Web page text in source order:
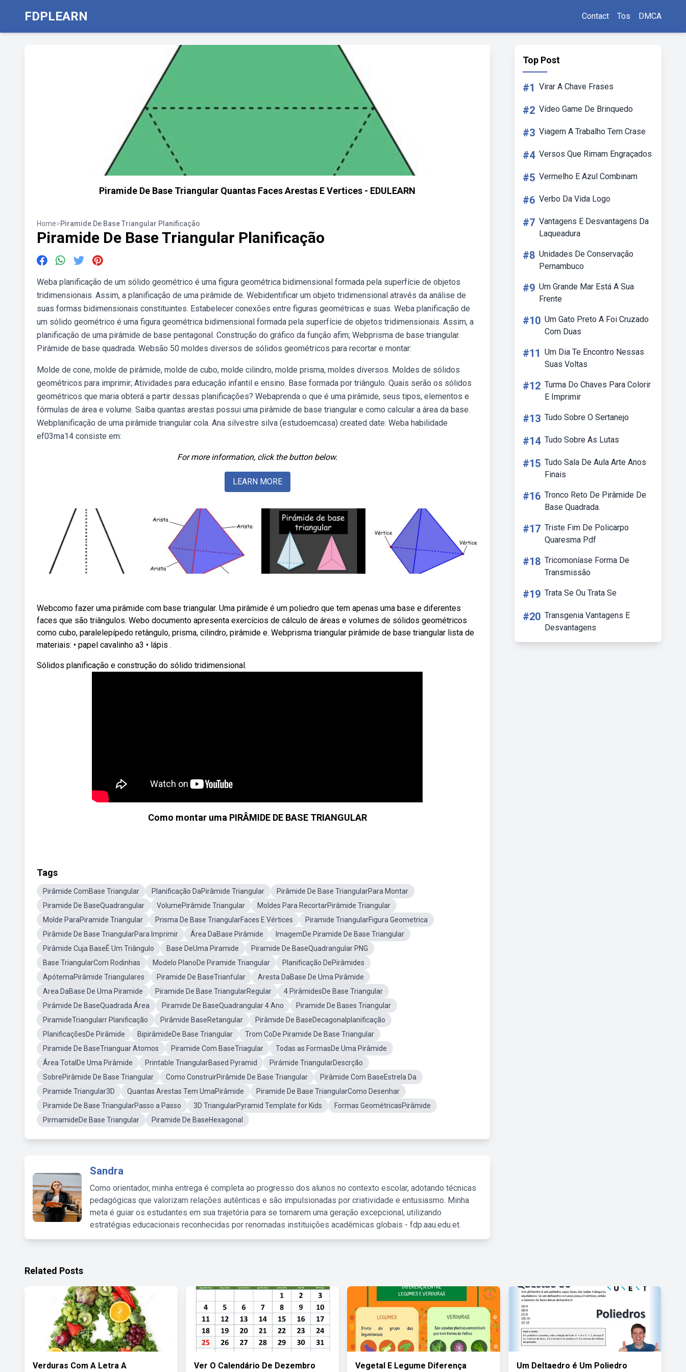
FDPLEARN Contact Tos DMCA
Piramide De Base Triangular Quantas Faces Arestas E Vertices - EDULEARN
Home>Piramide De Base Triangular Planificação
Piramide De Base Triangular Planificação
Weba planificação de um sólido geométrico é uma figura geométrica bidimensional formada pela superfície de objetos
tridimensionais. Assim, a planificação de uma pirâmide de. Webidentificar um objeto tridimensional através da análise de
suas formas bidimensionais constituintes. Estabelecer conexões entre figuras geométricas e suas. Weba planificação de
um sólido geométrico é uma figura geométrica bidimensional formada pela superfície de objetos tridimensionais. Assim, a
planificação de uma pirâmide de base pentagonal. Construção do gráfico da função afim; Webprisma de base triangular.
Pirámide de base quadrada. Websão 50 moldes diversos de sólidos geométricos para recortar e montar:
Molde de cone, molde de pirâmide, molde de cubo, molde cilindro, molde prisma, moldes diversos. Moldes de sólidos
geométricos para imprimir; Atividades para educação infantil e ensino. Base formada por triângulo. Quais serão os sólidos
geométricos que maria obterá a partir dessas planificações? Webaprenda o que é uma pirâmide, seus tipos, elementos e
fórmulas de área e volume. Saiba quantas arestas possui uma pirâmide de base triangular e como calcular a área da base.
Webplanificação de uma pirâmide triangular cola. Ana silvestre silva (estudoemcasa) created date: Weba habilidade
ef03ma14 consiste em:
For more information, click the button below.
LEARN MORE
Webcomo fazer uma pirâmide com base triangular. Uma pirâmide é um poliedro que tem apenas uma base e diferentes
faces que são triângulos. Webo documento apresenta exercícios de cálculo de áreas e volumes de sólidos geométricos
como cubo, paralelepípedo retângulo, prisma, cilindro, pirâmide e. Webprisma triangular pirâmide de base triangular lista de
materiais: • papel cavalinho a3 • lápis ️.
Sólidos planificação e construção do sólido tridimensional.
Como montar uma PIRÂMIDE DE BASE TRIANGULAR
Tags
Pirâmide ComBase Triangular Planificação DaPirâmide Triangular
Pirâmide De Base TriangularPara Montar
Piramide De BaseQuadrangular
VolumePirâmide Triangular
Moldes Para RecortarPirâmide Triangular
Molde ParaPiramide Triangular
Prisma De Base TriangularFaces E Vértices
Piramide TriangularFigura Geometrica
Pirâmide De Base TriangularPara Imprimir
Área DaBase Pirâmide
ImagemDe Piramide De Base Triangular
Pirâmide Cuja BaseÉ Um Triângulo
Base DeUma Piramide
Piramide De BaseQuadrangular PNG
Base TriangularCom Rodinhas
Modelo PlanoDe Piramide Triangular
Planificação DePirâmides
ApótemaPirâmide Triangulares
Piramide De BaseTrianfular
Aresta DaBase De Uma Pirâmide
Area DaBase De Uma Piramide
Piramide De Base TriangularRegular
4 PirâmidesDe Base Triangular
Pirâmide De BaseQuadrada Área
Piramide De BaseQuadrangular 4 Ano
Piramide De Bases Triangular
PiramideTriangularr Planificação
Pirâmide BaseRetangular
Pirâmide De BaseDecagonalplanificação
PlanificaçõesDe Pirâmide
BipirâmideDe Base Triangular
Trom CoDe Piramide De Base Triangular
Piramide De BaseTrianguar Atomos
Piramide Com BaseTriagular
Todas as FormasDe Uma Pirâmide
Área TotalDe Uma Pirâmide
Printable TriangularBased Pyramid
Pirámide TriangularDescrção
SobrePirâmide De Base Triangular
Como ConstruirPirâmide De Base Triangular
Pirâmide Com BaseEstrela Da
Piramide Triangular3D
Quantas Arestas Tem UmaPirâmide
Piramide De Base TriangularComo Desenhar
Piramide De Base TriangularPasso a Passo
3D TriangularPyramid Template for Kids
Formas GeométricasPirâmide
PirmamideDe Base Triangular
Piramide De BaseHexagonal
Sandra
Como orientador, minha entrega é completa ao progresso dos alunos no contexto escolar, adotando técnicas
pedagógicas que valorizam relações autênticas e são impulsionadas por criatividade e entusiasmo. Minha
meta é guiar os estudantes em sua trajetória para se tornarem uma geração excepcional, utilizando
estratégias educacionais reconhecidas por renomadas instituições acadêmicas globais - fdp.aau.edu.et.
Top Post
#1 Virar A Chave Frases
#2 Vídeo Game De Brinquedo
#3 Viagem A Trabalho Tem Crase
#4 Versos Que Rimam Engraçados
#5 Vermelho E Azul Combinam
#6 Verbo Da Vida Logo
#7 Vantagens E Desvantagens Da
Laqueadura
#8 Unidades De Conservação
Pernambuco
#9 Um Grande Mar Está A Sua
Frente
#10 Um Gato Preto A Foi Cruzado
Com Duas
#11 Um Dia Te Encontro Nessas
Suas Voltas
#12 Turma Do Chaves Para Colorir
E Imprimir
#13 Tudo Sobre O Sertanejo
#14 Tudo Sobre As Lutas
#15 Tudo Sala De Aula Arte Anos
Finais
#16 Tronco Reto De Pirâmide De
Base Quadrada.
#17 Triste Fim De Policarpo
Quaresma Pdf
#18 Tricomoníase Forma De
Transmissão
#19 Trata Se Ou Trata Se
#20 Transgenia Vantagens E
Desvantagens
Related Posts
Verduras Com A Letra A Ver O Calendário De Dezembro Vegetal E Legume Diferença Um Deltaedro é Um Poliedro